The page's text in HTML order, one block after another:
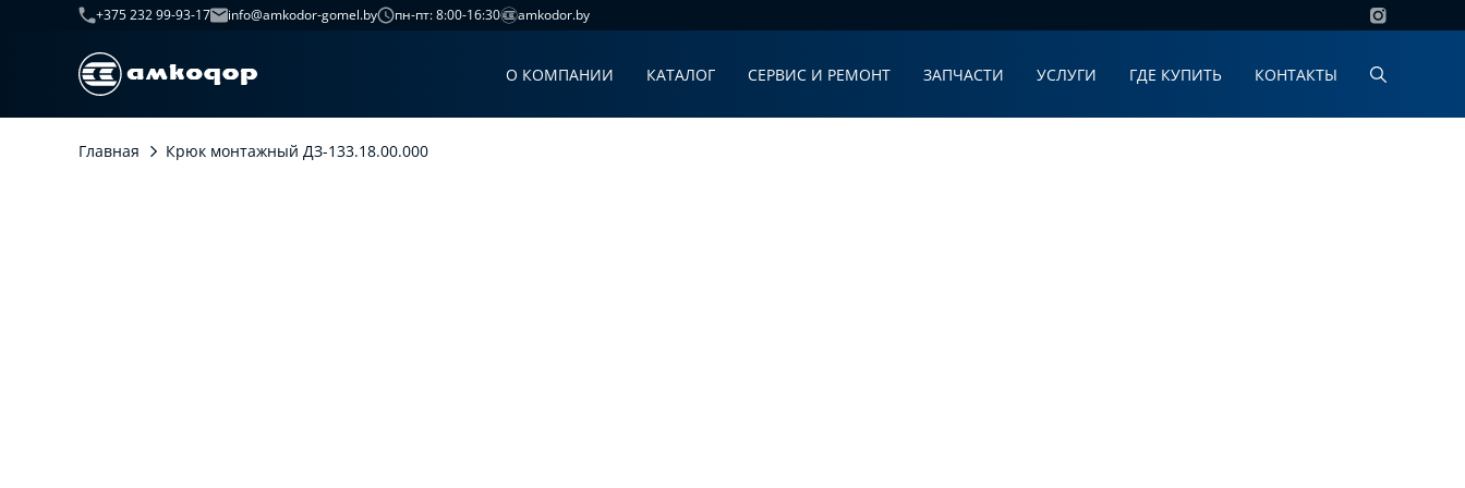
+375 232 99-93-17 info@amkodor-gomel.by пн-пт: 8:00-16:30 amkodor.by
О КОМПАНИИ КАТАЛОГ СЕРВИС И РЕМОНТ ЗАПЧАСТИ УСЛУГИ ГДЕ КУПИТЬ КОНТАКТЫ
Главная Крюк монтажный ДЗ-133.18.00.000